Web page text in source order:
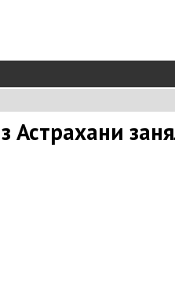
Астрахани